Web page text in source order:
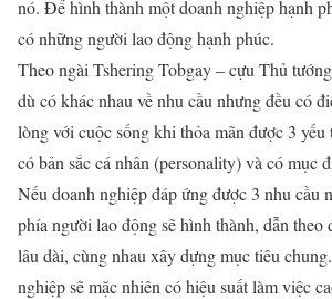
nó. Để hình thành một doanh nghiệp hạnh
có những người lao động hạnh phúc.
Theo ngài Tshering Tobgay – cựu Thủ
dù có khác nhau về nhu cầu nhưng đều có
lòng với cuộc sống khi thỏa mãn được 3 yếu
có bản sắc cá nhân (personality) và có mục
Nếu doanh nghiệp đáp ứng được 3 nhu cầu
phía người lao động sẽ hình thành, dẫn theo
lâu dài, cùng nhau xây dựng mục tiêu
nghiệp sẽ mặc nhiên có hiệu suất làm việc